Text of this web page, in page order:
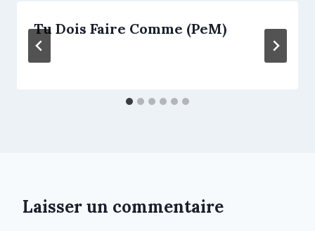
Tu Dois Faire Comme (PeM)
Laisser un commentaire